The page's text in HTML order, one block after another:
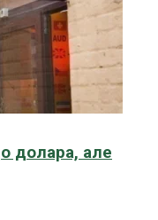
долара, але